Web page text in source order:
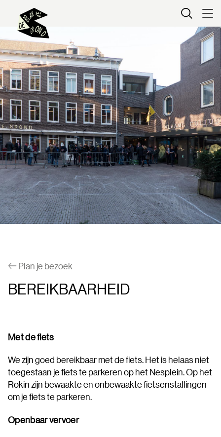
Plan je bezoek
BEREIKBAARHEID
Met de fiets
We zijn goed bereikbaar met de fiets. Het is helaas niet
toegestaan je fiets te parkeren op het Nesplein. Op het
Rokin zijn bewaakte en onbewaakte fietsenstallingen
om je fiets te parkeren.
Openbaar vervoer